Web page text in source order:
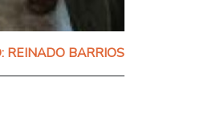
REINADO BARRIOS